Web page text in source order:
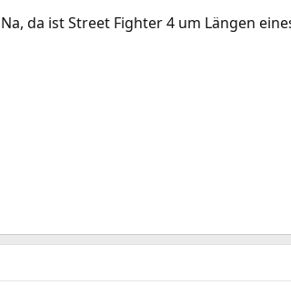
da ist Street Fighter 4 um Längen